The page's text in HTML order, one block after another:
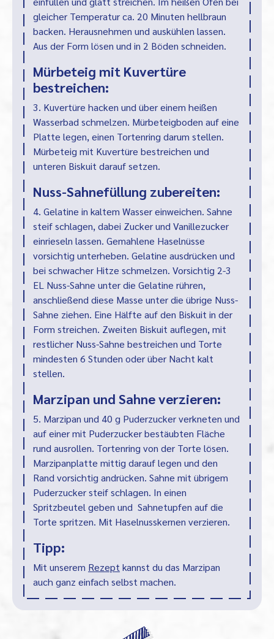
gleicher Temperatur ca. 20 Minuten hellbraun
backen. Herausnehmen und auskühlen lassen.
Aus der Form lösen und in 2 Böden schneiden.
Mürbeteig mit Kuvertüre
bestreichen:
3. Kuvertüre hacken und über einem heißen
Wasserbad schmelzen. Mürbeteigboden auf eine
Platte legen, einen Tortenring darum stellen.
Mürbeteig mit Kuvertüre bestreichen und
unteren Biskuit darauf setzen.
Nuss-Sahnefüllung zubereiten:
4. Gelatine in kaltem Wasser einweichen. Sahne
steif schlagen, dabei Zucker und Vanillezucker
einrieseln lassen. Gemahlene Haselnüsse
vorsichtig unterheben. Gelatine ausdrücken und
bei schwacher Hitze schmelzen. Vorsichtig 2-3
EL Nuss-Sahne unter die Gelatine rühren,
anschließend diese Masse unter die übrige Nuss-
Sahne ziehen. Eine Hälfte auf den Biskuit in der
Form streichen. Zweiten Biskuit auflegen, mit
restlicher Nuss-Sahne bestreichen und Torte
mindesten 6 Stunden oder über Nacht kalt
stellen.
Marzipan und Sahne verzieren:
5. Marzipan und 40 g Puderzucker verkneten und
auf einer mit Puderzucker bestäubten Fläche
rund ausrollen. Tortenring von der Torte lösen.
Marzipanplatte mittig darauf legen und den
Rand vorsichtig andrücken. Sahne mit übrigem
Puderzucker steif schlagen. In einen
Spritzbeutel geben und Sahnetupfen auf die
Torte spritzen. Mit Haselnusskernen verzieren.
Tipp:
Mit unserem Rezept kannst du das Marzipan
auch ganz einfach selbst machen.